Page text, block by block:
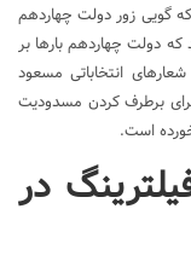
گویی زور دولت چهاردهم
دولت چهاردهم بارها بر
انتخاباتی مسعود
برطرف کردن مسدودیت
است.
در